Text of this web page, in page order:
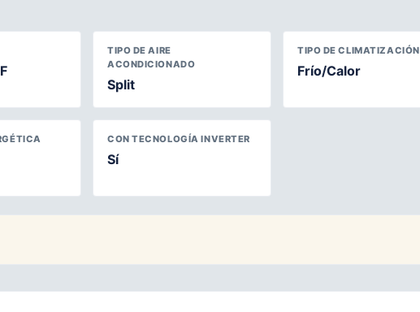
TIPO DE AIRE
ACONDICIONADO
Split
TIPO DE CLIMATIZACIÓN
Frío/Calor
CON TECNOLOGÍA INVERTER
Sí